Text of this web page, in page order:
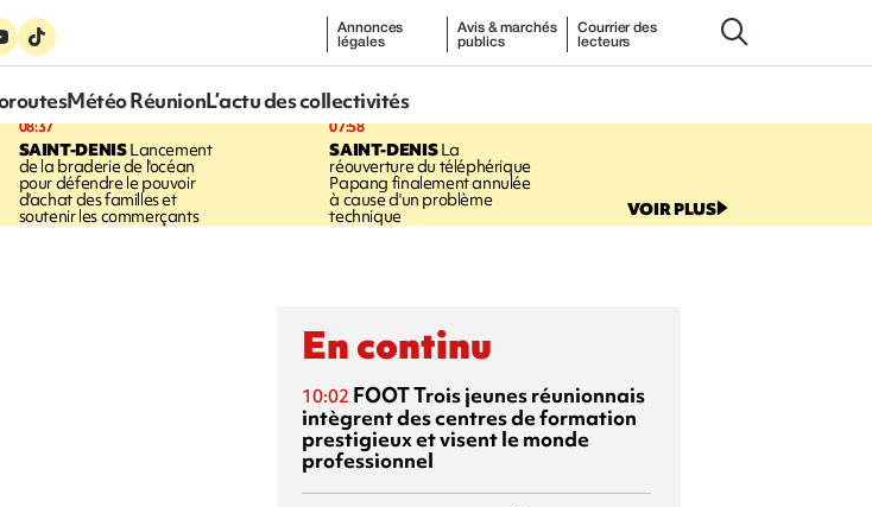
Annonces
légales
Avis & marchés
publics
Courrier des
lecteurs
Météo RéunionL’actu des collectivités
08:37
SAINT-DENISLancement
de la braderie de l'océan
pour défendre le pouvoir
d'achat des familles et
soutenir les commerçants
07:58
SAINT-DENISLa
réouverture du téléphérique
Papang finalement annulée
à cause d'un problème
technique VOIR PLUS
En continu
10:02 FOOTTrois jeunes réunionnais
intègrent des centres de formation
prestigieux et visent le monde
professionnel